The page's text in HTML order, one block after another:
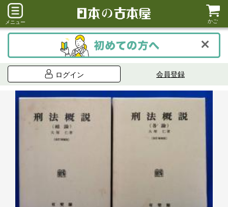
メニュー かご
ログイン 会員登録